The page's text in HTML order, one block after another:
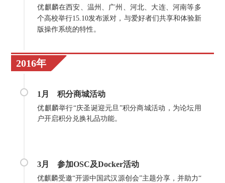
优麒麟在西安、温州、广州、河北、大连、河南等多
个高校举行15.10发布派对，与爱好者们共享和体验新
版操作系统的特性。
2016年
4
c
1月 积分商城活动
优麒麟举行“庆圣诞迎元旦”积分商城活动，为论坛用
户开启积分兑换礼品功能。
3月 参加OSC及Docker活动
优麒麟受邀“开源中国武汉源创会”主题分享，并助力“